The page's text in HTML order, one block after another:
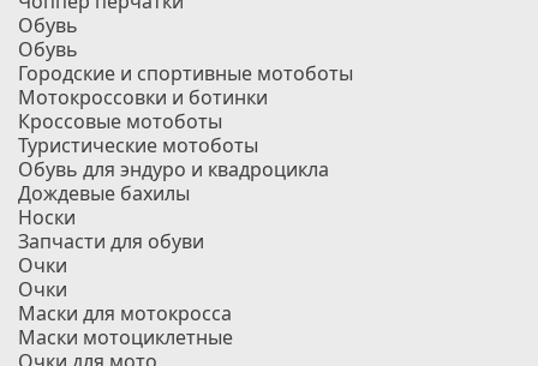
Обувь
Обувь
Городские и спортивные мотоботы
Мотокроссовки и ботинки
Кроссовые мотоботы
Туристические мотоботы
Обувь для эндуро и квадроцикла
Дождевые бахилы
Носки
Запчасти для обуви
Очки
Очки
Маски для мотокросса
Маски мотоциклетные